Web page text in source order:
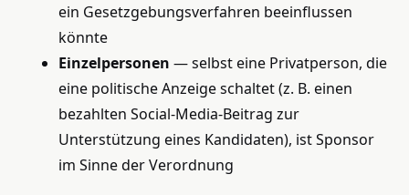
ein Gesetzgebungsverfahren beeinflussen
könnte
Einzelpersonen — selbst eine Privatperson, die
eine politische Anzeige schaltet (z. B. einen
bezahlten Social-Media-Beitrag zur
Unterstützung eines Kandidaten), ist Sponsor
im Sinne der Verordnung